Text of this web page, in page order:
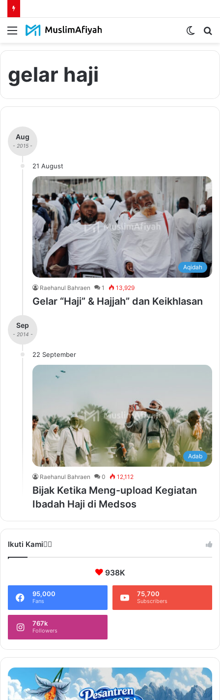
Menu
Switch
gelar haji
Aug
- 2015 -
21 August
Aqidah
Raehanul Bahraen 1 13,929
Gelar “Haji” & Hajjah” dan Keikhlasan
Sep
- 2014 -
22 September
Adab
Raehanul Bahraen 0 12,112
Bijak Ketika Meng-upload Kegiatan
Ibadah Haji di Medsos
Ikuti Kami❤️‍🔥
938K
95,000
Fans
75,700
Subscribers
767k
Followers